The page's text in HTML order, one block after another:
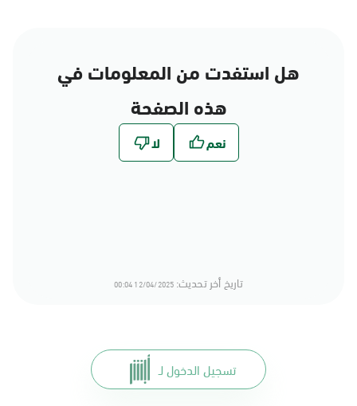
هل استفدت من المعلومات في
هذه الصفحة
تاريخ أخر تحديث: 12/04/2025 00:04
تسجيل الدخول لـ